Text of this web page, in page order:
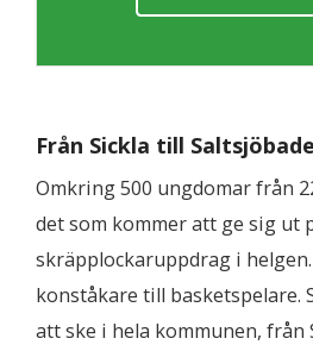
Från Sickla till
Omkring 500 ungdomar från
det som kommer att ge sig ut
skräpplockaruppdrag i
konståkare till basketspelare.
att ske i hela kommunen, från